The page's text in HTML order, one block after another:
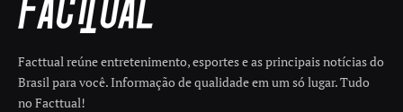
Facttual reúne entretenimento, esportes e as principais notícias do
Brasil para você. Informação de qualidade em um só lugar. Tudo
no Facttual!